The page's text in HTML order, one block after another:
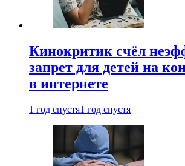
Кинокритик счёл
запрет для детей на
в интернете
1 год спустя1 год спустя